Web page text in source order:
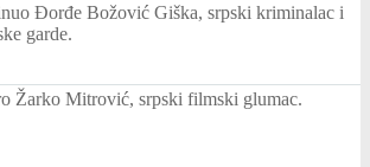
Đorđe Božović Giška, srpski kriminalac i
garde.
Žarko Mitrović, srpski filmski glumac.